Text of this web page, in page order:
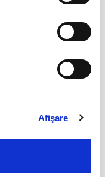
Afişare
15
aug
aug